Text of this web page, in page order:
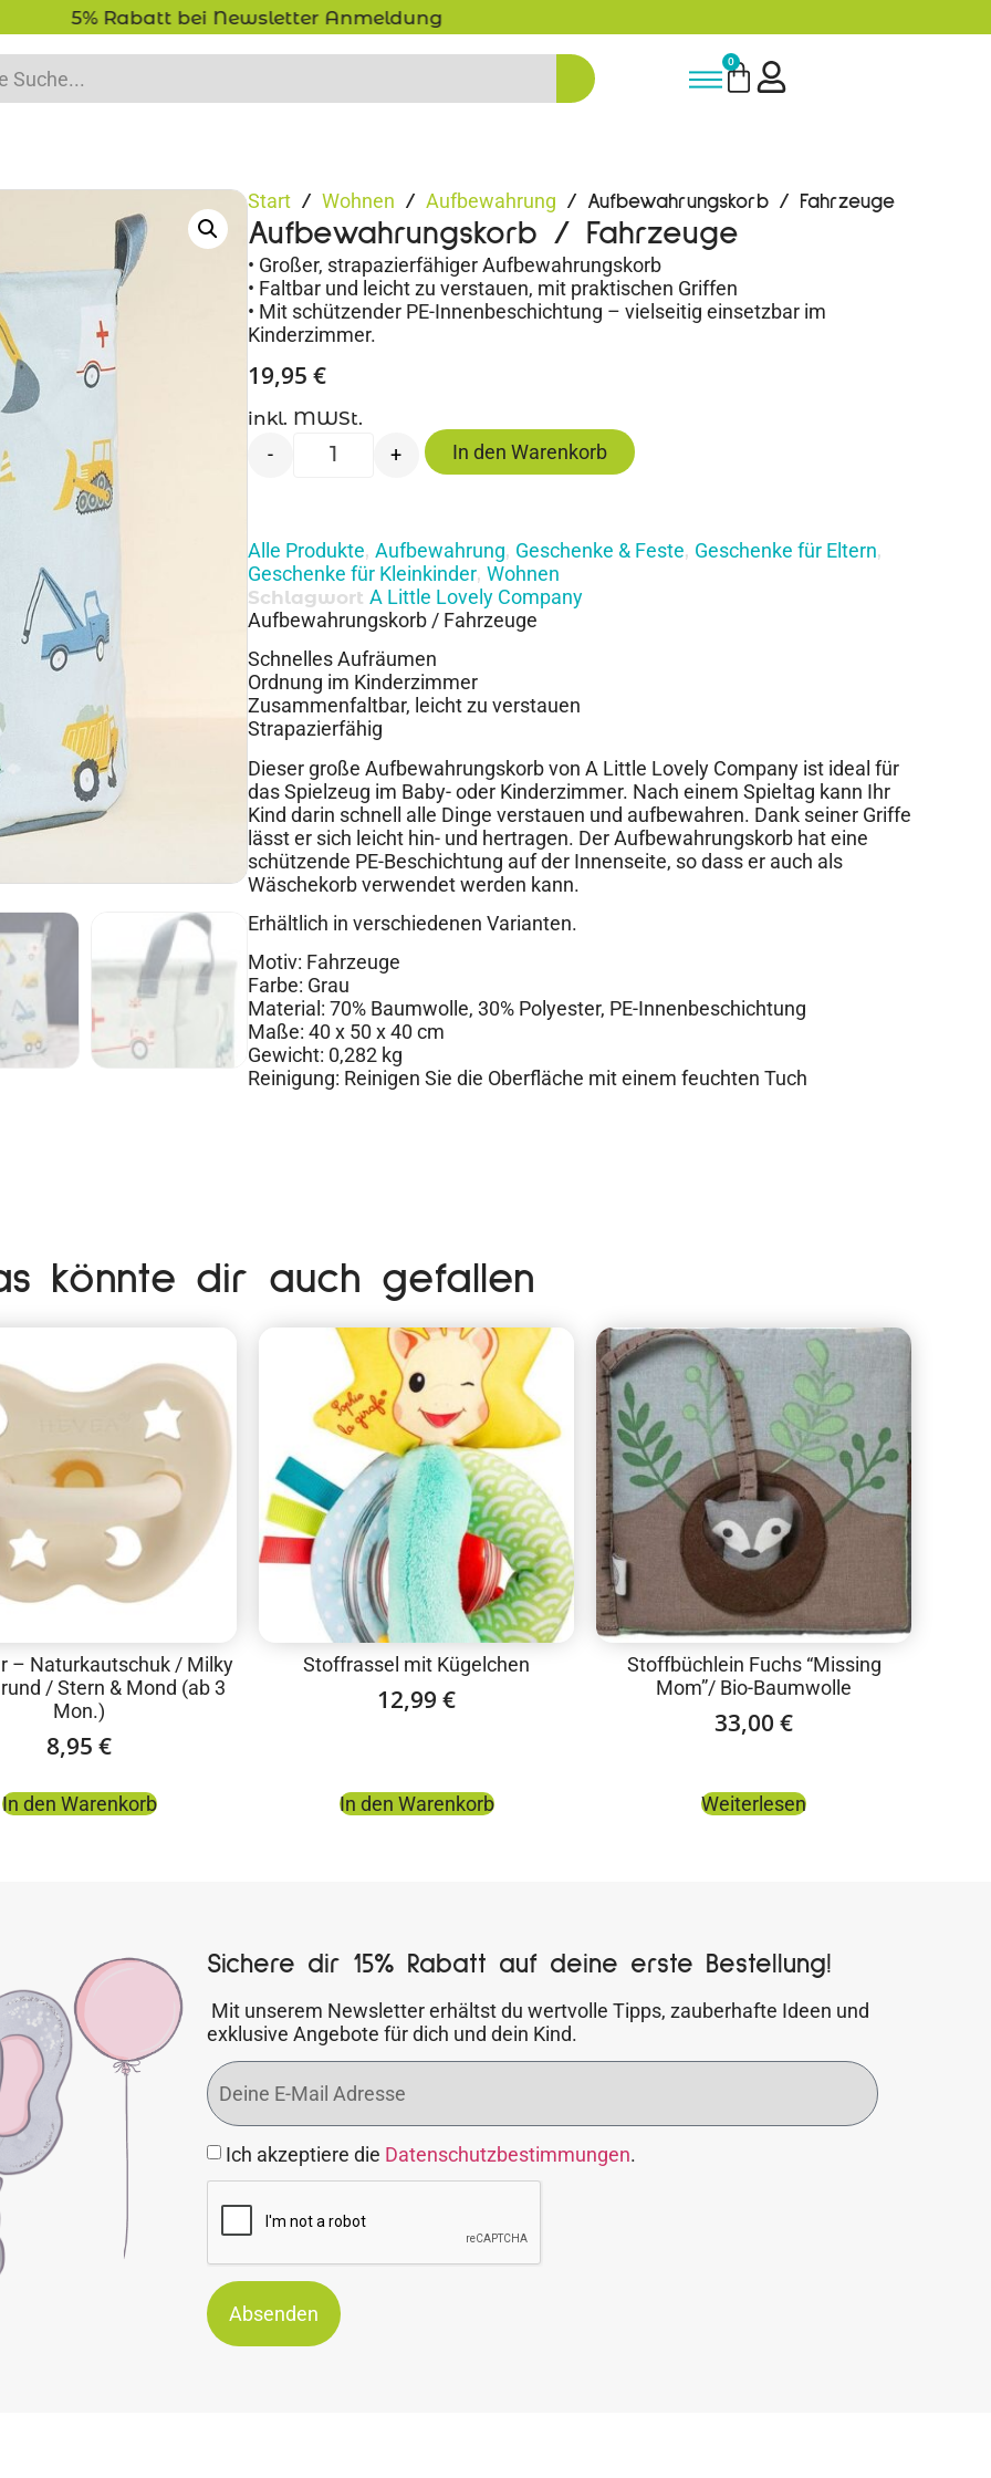
5% Rabatt bei Newsletter Anmeldung
0
Start / Wohnen / Aufbewahrung / Aufbewahrungskorb / Fahrzeuge
Aufbewahrungskorb / Fahrzeuge
• Großer, strapazierfähiger Aufbewahrungskorb
• Faltbar und leicht zu verstauen, mit praktischen Griffen
• Mit schützender PE-Innenbeschichtung – vielseitig einsetzbar im
Kinderzimmer.
19,95 €
inkl. MWSt.
- + In den Warenkorb
Alle Produkte, Aufbewahrung, Geschenke & Feste, Geschenke für Eltern,
Geschenke für Kleinkinder, Wohnen
Schlagwort A Little Lovely Company
Aufbewahrungskorb / Fahrzeuge
Schnelles Aufräumen
Ordnung im Kinderzimmer
Zusammenfaltbar, leicht zu verstauen
Strapazierfähig
Dieser große Aufbewahrungskorb von A Little Lovely Company ist ideal für
das Spielzeug im Baby- oder Kinderzimmer. Nach einem Spieltag kann Ihr
Kind darin schnell alle Dinge verstauen und aufbewahren. Dank seiner Griffe
lässt er sich leicht hin- und hertragen. Der Aufbewahrungskorb hat eine
schützende PE-Beschichtung auf der Innenseite, so dass er auch als
Wäschekorb verwendet werden kann.
Erhältlich in verschiedenen Varianten.
Motiv: Fahrzeuge
Farbe: Grau
Material: 70% Baumwolle, 30% Polyester, PE-Innenbeschichtung
Maße: 40 x 50 x 40 cm
Gewicht: 0,282 kg
Reinigung: Reinigen Sie die Oberfläche mit einem feuchten Tuch
könnte dir auch gefallen
– Naturkautschuk / Milky
/ Stern & Mond (ab 3
Mon.)
8,95 €
In den Warenkorb
Stoffrassel mit Kügelchen
12,99 €
In den Warenkorb
Stoffbüchlein Fuchs “Missing
Mom”/ Bio-Baumwolle
33,00 €
Weiterlesen
Sichere dir 15% Rabatt auf deine erste Bestellung!
Mit unserem Newsletter erhältst du wertvolle Tipps, zauberhafte Ideen und
exklusive Angebote für dich und dein Kind.
Ich akzeptiere die Datenschutzbestimmungen.
Absenden